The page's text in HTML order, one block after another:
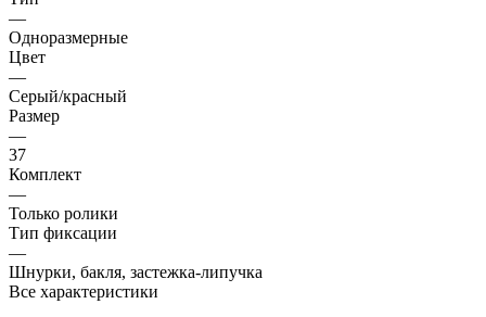
—
Одноразмерные
Цвет
—
Серый/красный
Размер
—
37
Комплект
—
Только ролики
Тип фиксации
—
Шнурки, бакля, застежка-липучка
Все характеристики